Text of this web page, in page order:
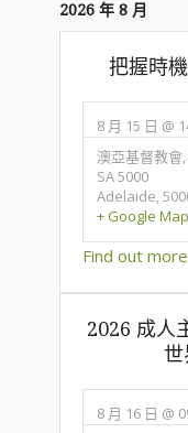
2026 年 8 月
把握時
8 月 15 日 @
澳亞基督教會,
SA 5000
Adelaide,
+ Google Map
Find out
2026 成人
8 月 16 日 @